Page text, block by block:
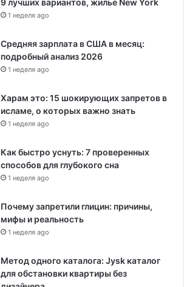
1 неделя ago
Средняя зарплата в США в месяц:
подробный анализ 2026
1 неделя ago
Харам это: 15 шокирующих запретов в
исламе, о которых важно знать
1 неделя ago
Как быстро уснуть: 7 проверенных
способов для глубокого сна
1 неделя ago
Почему запретили глицин: причины,
мифы и реальность
1 неделя ago
Метод одного каталога: Jysk каталог
для обстановки квартиры без